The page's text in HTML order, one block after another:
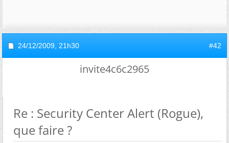
24/12/2009, 21h30 #42
invite4c6c2965
Re : Security Center Alert (Rogue),
que faire ?